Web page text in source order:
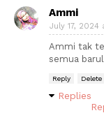
Ammi
July 17, 2024
Ammi tak
semua
Reply Delete
Replies